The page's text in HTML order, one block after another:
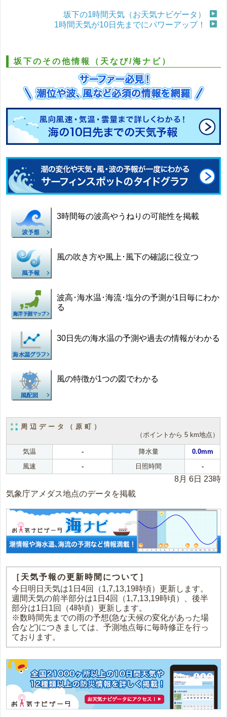
坂下の1時間天気（お天気ナビゲータ）
1時間天気が10日先までにパワーアップ！
坂下のその他情報（天なび/海ナビ）
3時間毎の波高やうねりの可能性を掲載
風の吹き方や風上･風下の確認に役立つ
波高･海水温･海流･塩分の予測が1日毎にわか
る
30日先の海水温の予測や過去の情報がわかる
風の特徴が1つの図でわかる
周辺データ（原町）
（ポイントから 5 km地点）
気温 - 降水量
0.0mm
風速
- 日照時間 -
8月 6日 23時
気象庁アメダス地点のデータを掲載
［天気予報の更新時間について］
今日明日天気は1日4回（1,7,13,19時頃）更新します。
週間天気の前半部分は1日4回（1,7,13,19時頃）、後半
部分は1日1回（4時頃）更新します。
※数時間先までの雨の予想(急な天候の変化があった場
合など)につきましては、予測地点毎に毎時修正を行っ
ております。